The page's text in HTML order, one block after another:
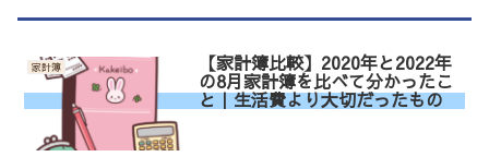
家計簿 【家計簿比較】2020年と2022年
の8月家計簿を比べて分かったこ
と｜生活費より大切だったもの